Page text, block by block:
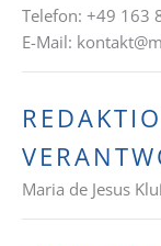
Telefon: +49 163
E-Mail:
Maria de Jesus